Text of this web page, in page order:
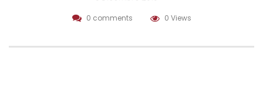
0 comments 0 Views